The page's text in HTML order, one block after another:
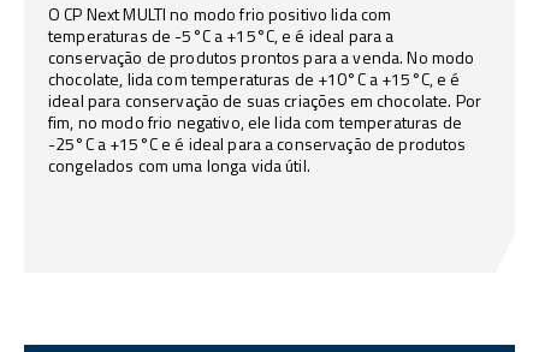
O CP Next MULTI no modo frio positivo lida com
temperaturas de -5°C a +15°C, e é ideal para a
conservação de produtos prontos para a venda. No modo
chocolate, lida com temperaturas de +10°C a +15°C, e é
ideal para conservação de suas criações em chocolate. Por
fim, no modo frio negativo, ele lida com temperaturas de
-25°C a +15°C e é ideal para a conservação de produtos
congelados com uma longa vida útil.